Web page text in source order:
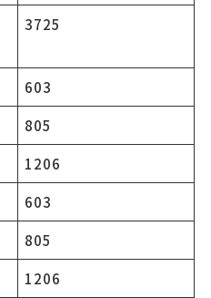
3725
603
805
1206
603
805
1206